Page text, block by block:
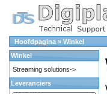
Hoofdpagina » Winkel
Winkel
Streaming solutions->
Leveranciers